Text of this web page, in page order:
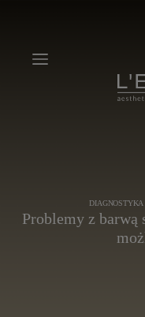
DIAGNOSTYKA
Problemy z barwą